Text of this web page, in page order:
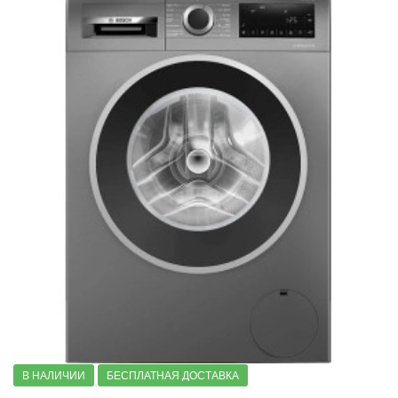
Стиральные машины с автодозировкой моющего средств
Стиральные машины с режимом деликатной стирки
Стиральные машины с режимом детская одежда
Стиральные машины с защитой от скачков напряжения
Стиральные машины с защитой от детей
Стиральные машины Home Professional
Узкие стиральные машины
2 серии Компактные стиральные машины
В НАЛИЧИИ БЕСПЛАТНАЯ ДОСТАВКА